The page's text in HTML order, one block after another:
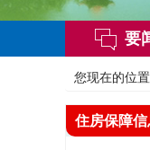
要
您现在的位置
住房保障